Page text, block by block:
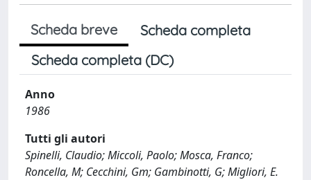
Scheda breve
Scheda completa
Scheda completa (DC)
Anno
1986
Tutti gli autori
Spinelli, Claudio; Miccoli, Paolo; Mosca, Franco;
Roncella, M; Cecchini, Gm; Gambinotti, G; Migliori, E.